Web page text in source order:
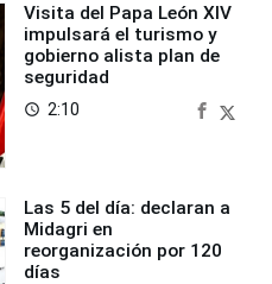
Visita del Papa León XIV
impulsará el turismo y
gobierno alista plan de
seguridad
access_time 2:10
Las 5 del día: declaran a
Midagri en
reorganización por 120
días